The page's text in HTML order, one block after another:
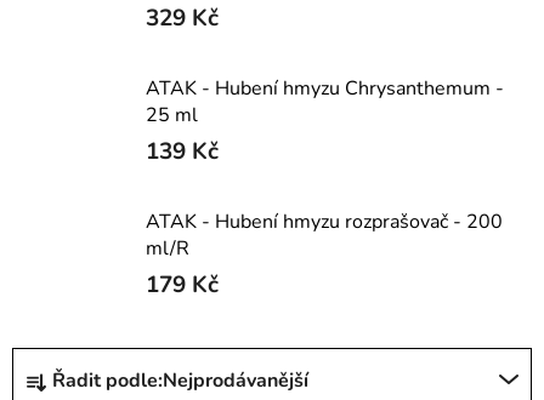
329 Kč
ATAK - Hubení hmyzu Chrysanthemum -
25 ml
139 Kč
ATAK - Hubení hmyzu rozprašovač - 200
ml/R
179 Kč
Ř
Řadit podle:Nejprodávanější